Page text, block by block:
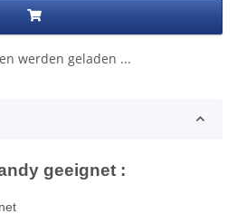
werden geladen ...
geeignet :